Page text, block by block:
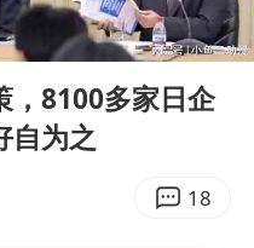
08:49
，8100多家日企
自为之
18